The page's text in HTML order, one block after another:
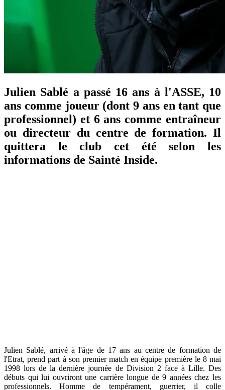
Julien Sablé a passé 16 ans à l'ASSE, 10
ans comme joueur (dont 9 ans en tant que
professionnel) et 6 ans comme entraîneur
ou directeur du centre de formation. Il
quittera le club cet été selon les
informations de Sainté Inside.
Julien Sablé, arrivé à l'âge de 17 ans au centre de formation de
l'Etrat, prend part à son premier match en équipe première le 8 mai
1998 lors de la dernière journée de Division 2 face à Lille. Des
débuts qui lui ouvriront une carrière longue de 9 années chez les
professionnels. Homme de tempérament, guerrier, il colle